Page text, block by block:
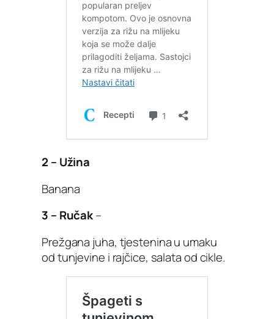
2 – Užina
Banana
3 – Ručak–
Prežgana juha, tjestenina u umaku
od tunjevine i rajčice, salata od cikle.